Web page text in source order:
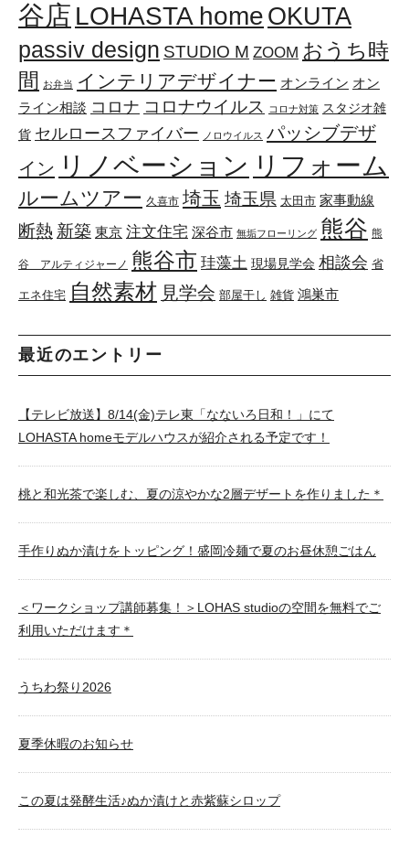
谷店 LOHASTA homeOKUTA
passiv design STUDIO M ZOOM おうち時
間
お弁当 インテリアデザイナー オンライン オン
ライン相談 コロナ コロナウイルス コロナ対策 スタジオ雑
貨 セルロースファイバー ノロウイルス パッシブデザ
イン リノベーション リフォーム
ルームツアー 久喜市 埼玉 埼玉県 太田市 家事動線
断熱 新築 東京 注文住宅 深谷市 無垢フローリング 熊谷 熊
谷 アルティジャーノ 熊谷市 珪藻土 現場見学会 相談会 省
エネ住宅 自然素材 見学会 部屋干し 雑貨 鴻巣市
最近のエントリー
【テレビ放送】8/14(金)テレ東「なないろ日和！」にて
LOHASTA homeモデルハウスが紹介される予定です！
桃と和光茶で楽しむ、夏の涼やかな2層デザートを作りました＊
手作りぬか漬けをトッピング！盛岡冷麺で夏のお昼休憩ごはん
＜ワークショップ講師募集！＞LOHAS studioの空間を無料でご
利用いただけます＊
うちわ祭り2026
夏季休暇のお知らせ
この夏は発酵生活♪ぬか漬けと赤紫蘇シロップ